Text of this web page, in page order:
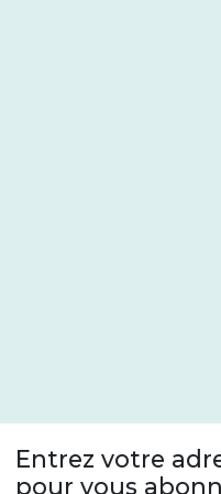
Entrez votre
pour vous